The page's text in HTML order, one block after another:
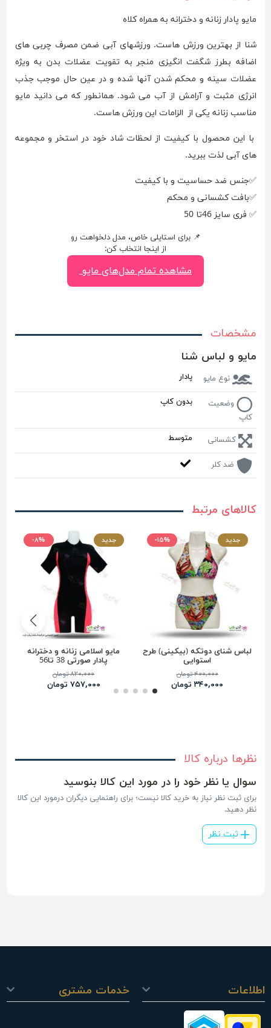
مایو پادار زنانه و دخترانه به همراه کلاه
شنا از بهترین ورزش هاست. ورزشهای آبی ضمن مصرف چربی های
اضافه بطرز شگفت انگیزی منجر به تقویت عضلات بدن به ویژه
عضلات سینه و محکم شدن آنها شده و در عین حال موجب جذب
انرژی مثبت و آرامش از آب می شود. همانطور که می دانید مایو
مناسب زنانه یکی از الزامات این ورزش هاست.
با این محصول با کیفیت از لحظات شاد خود در استخر و مجموعه
های آبی لذت ببرید.
✅جنس ضد حساسیت و با کیفیت
✅بافت کشسانی و محکم
✅ فری سایز 46تا 50
📌 برای استایلی خاص، مدل دلخواهت رو
از اینجا انتخاب کن:
مشاهده تمام مدل‌های مایو
مشخصات
مایو و لباس شنا
نوع مایو پادار
وضعیت
کاپ
بدون کاپ
کشسانی متوسط
ضد کلر
کالاهای مرتبط
جدید -۱۵%
لباس شنای دوتکه (بیکینی) طرح
استوایی
۴۰۰,۰۰۰ تومان
۳۴۰,۰۰۰ تومان
جدید -۸%
مایو اسلامی زنانه و دخترانه
پادار صورتی 38 تا56
۸۲۰,۰۰۰ تومان
۷۵۷,۰۰۰ تومان
نظرها درباره کالا
سوال یا نظر خود را در مورد این کالا بنوسید
برای ثبت نظر نیاز به خرید کالا نیست؛ برای راهنمایی دیگران درمورد این کالا
نظر دهید.
ثبت نظر
اطلاعات خدمات مشتری